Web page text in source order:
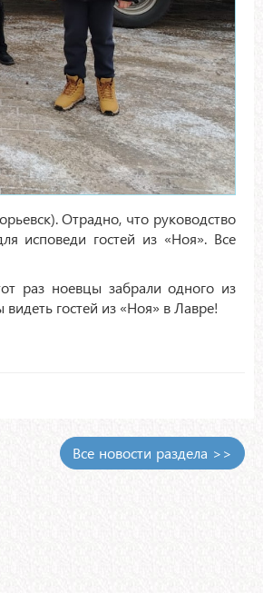
Отрадно, что руководство
исповеди гостей из «Ноя». Все
раз ноевцы забрали одного из
гостей из «Ноя» в Лавре!
Все новости раздела >>